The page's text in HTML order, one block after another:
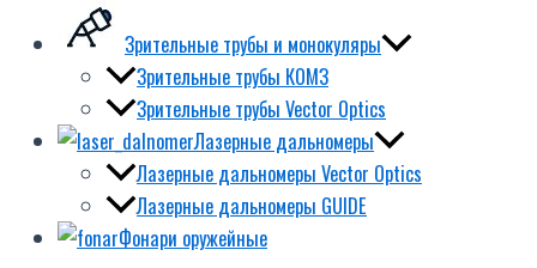
Зрительные трубы и монокуляры
Зрительные трубы КОМЗ
Зрительные трубы Vector Optics
Лазерные дальномеры
Лазерные дальномеры Vector Optics
Лазерные дальномеры GUIDE
Фонари оружейные